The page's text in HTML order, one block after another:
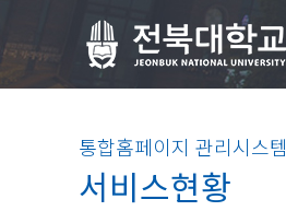
통합홈페이지 관리시스템
서비스현황